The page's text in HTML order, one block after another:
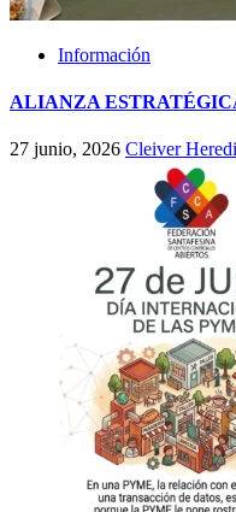
Información
ALIANZA
27 junio, 2026 Cleiver